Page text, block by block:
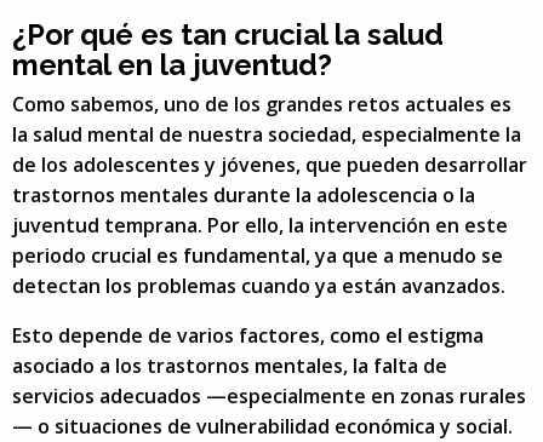
¿Por qué es tan crucial la salud
mental en la juventud?
Como sabemos, uno de los grandes retos actuales es
la salud mental de nuestra sociedad, especialmente la
de los adolescentes y jóvenes, que pueden desarrollar
trastornos mentales durante la adolescencia o la
juventud temprana. Por ello, la intervención en este
periodo crucial es fundamental, ya que a menudo se
detectan los problemas cuando ya están avanzados.
Esto depende de varios factores, como el estigma
asociado a los trastornos mentales, la falta de
servicios adecuados —especialmente en zonas rurales
— o situaciones de vulnerabilidad económica y social.